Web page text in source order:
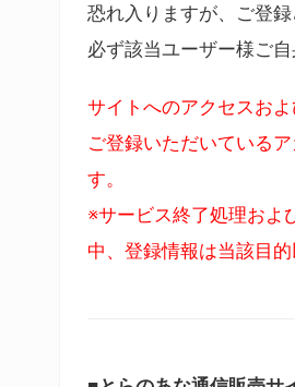
恐れ入りますが、ご登
必ず該当ユーザー様ご
サイトへのアクセスお
ご登録いただいている
す。
※サービス終了処理およ
中、登録情報は当該目